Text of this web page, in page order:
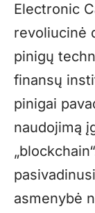
Electronic
revoliucinė
pinigų
finansų
pinigai
naudojimą
asmenybė